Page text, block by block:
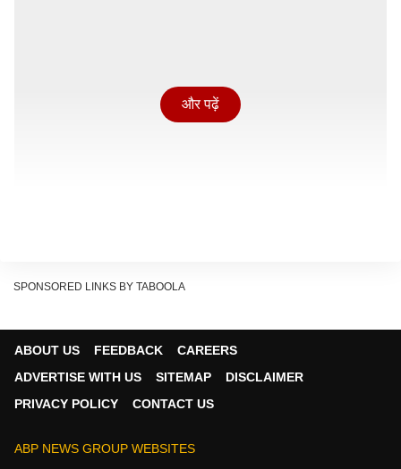
गया.
और पढ़ें
SPONSORED LINKS BY TABOOLA
ABOUT US FEEDBACK
CAREERS
ADVERTISE WITH US
SITEMAP
DISCLAIMER
PRIVACY POLICY
CONTACT US
ABP NEWS GROUP WEBSITES